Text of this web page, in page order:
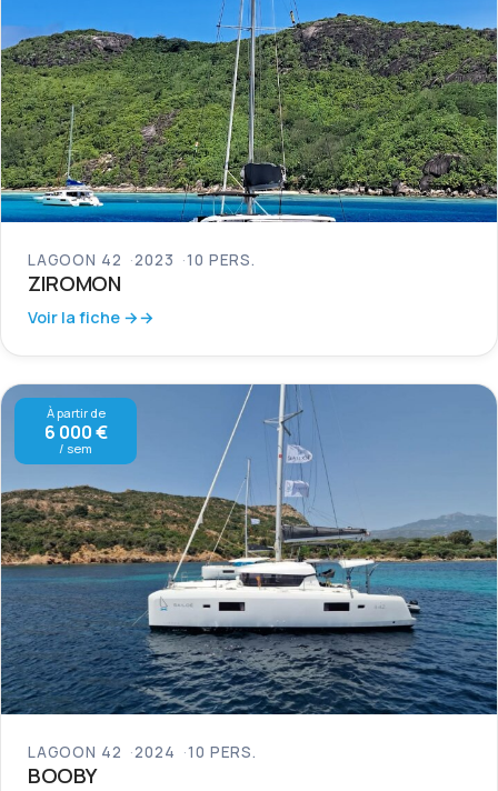
LAGOON 42 2023 10 PERS.
ZIROMON
Voir la fiche →
À partir de
6 000 €
/ sem
LAGOON 42 2024 10 PERS.
BOOBY